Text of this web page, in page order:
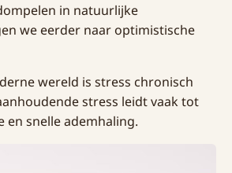
in natuurlijke
we eerder naar optimistische
wereld is stress chronisch
stress leidt vaak tot
en snelle ademhaling.